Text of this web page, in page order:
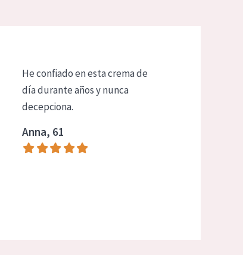
He confiado en esta crema de
día durante años y nunca
decepciona.
Anna, 61